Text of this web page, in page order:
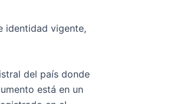
identidad vigente,
del país donde
está en un